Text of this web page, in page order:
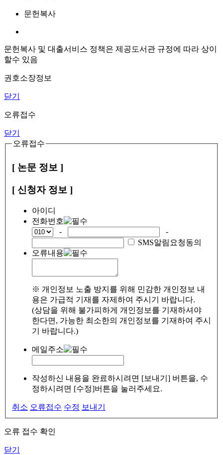
문헌복사
문헌복사 및 대출서비스 정책은 제공도서관 규정에 따라 상이
할수 있음
권호소장정보
닫기
오류접수
닫기
오류접수
[ 논문 정보 ]
[ 신청자 정보 ]
아이디
전화번호
-
-
SMS알림요청동의
오류내용
※ 개인정보 노출 방지를 위해 민감한 개인정보 내
용은 가급적 기재를 자제하여 주시기 바랍니다.
(상담을 위해 불가피하게 개인정보를 기재하셔야
한다면, 가능한 최소한의 개인정보를 기재하여 주시
기 바랍니다.)
메일주소
작성하신 내용을 완료하시려면 [보내기] 버튼을, 수
정하시려면 [수정]버튼을 눌러주세요.
취소 오류접수 수정 보내기
오류 접수 확인
닫기